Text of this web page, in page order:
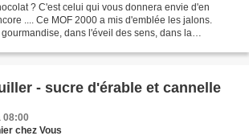
? C'est celui qui vous donnera envie d'en
.... Ce MOF 2000 a mis d'emblée les jalons.
dans l'éveil des sens, dans la
- sucre d'érable et cannelle
08:00
chez Vous